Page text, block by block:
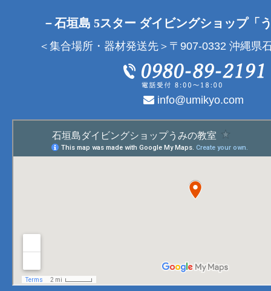
－石垣島 5スター ダイビングショップ「
＜集合場所・器材発送先＞〒907-0332 沖縄県
info@umikyo.com